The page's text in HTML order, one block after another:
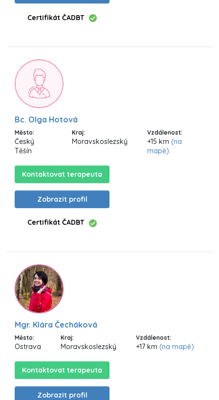
Certifikát ČADBT
Bc. Olga Hotová
Město:
Český
Těšín
Kraj:
Moravskoslezský
Vzdálenost:
+15 km(na
mapě)
Kontaktovat terapeuta
Zobrazit profil
Certifikát ČADBT
Mgr. Klára Čecháková
Město:
Ostrava
Kraj:
Moravskoslezský
Vzdálenost:
+17 km (na mapě)
Kontaktovat terapeuta
Zobrazit profil